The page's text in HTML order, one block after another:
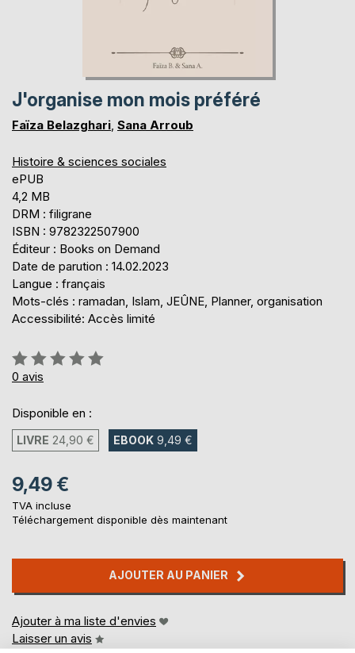
J'organise mon mois préféré
Faïza Belazghari, Sana Arroub
Histoire & sciences sociales
ePUB
4,2 MB
DRM : filigrane
ISBN : 9782322507900
Éditeur : Books on Demand
Date de parution : 14.02.2023
Langue : français
Mots-clés : ramadan, Islam, JEÛNE, Planner, organisation
Accessibilité: Accès limité
Évaluation:
0%
0 avis
Disponible en :
LIVRE 24,90 € EBOOK 9,49 €
9,49 €
TVA incluse
Téléchargement disponible dès maintenant
AJOUTER AU PANIER
Ajouter à ma liste d'envies
Laisser un avis